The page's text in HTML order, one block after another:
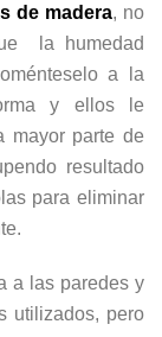
de madera, no
la humedad
a la
y ellos le
mayor parte de
resultado
para eliminar
a las paredes y
utilizados, pero